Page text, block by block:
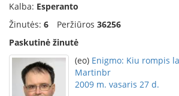
Kalba: Esperanto
Žinutės: 6 Peržiūros 36256
Paskutinė žinutė
(eo) Enigmo: Kiu rompis
Martinbr
2009 m. vasaris 27 d.